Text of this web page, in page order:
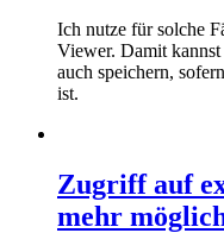
Ich nutze für solche
Viewer. Damit
auch speichern,
ist.
Zugriff auf
mehr